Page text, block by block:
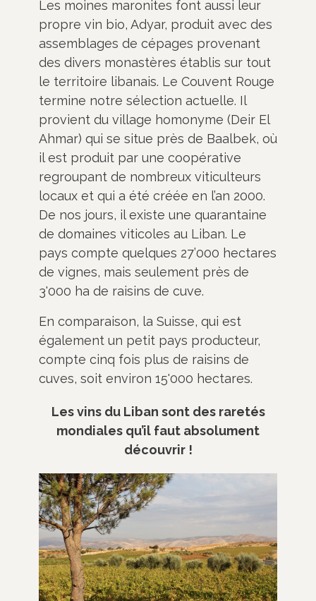
Les moines maronites font aussi leur
propre vin bio, Adyar, produit avec des
assemblages de cépages provenant
des divers monastères établis sur tout
le territoire libanais. Le Couvent Rouge
termine notre sélection actuelle. Il
provient du village homonyme (Deir El
Ahmar) qui se situe près de Baalbek, où
il est produit par une coopérative
regroupant de nombreux viticulteurs
locaux et qui a été créée en l’an 2000.
De nos jours, il existe une quarantaine
de domaines viticoles au Liban. Le
pays compte quelques 27’000 hectares
de vignes, mais seulement près de
3'000 ha de raisins de cuve.
En comparaison, la Suisse, qui est
également un petit pays producteur,
compte cinq fois plus de raisins de
cuves, soit environ 15'000 hectares.
Les vins du Liban sont des raretés
mondiales qu’il faut absolument
découvrir !